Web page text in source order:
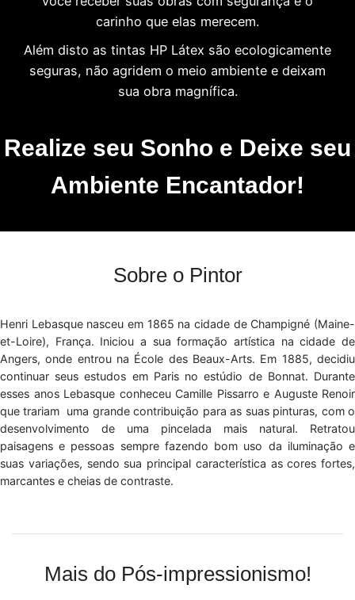
carinho que elas merecem.
Além disto as tintas HP Látex são ecologicamente
seguras, não agridem o meio ambiente e deixam
sua obra magnífica.
Realize seu Sonho e Deixe seu
Ambiente Encantador!
Sobre o Pintor
Henri Lebasque nasceu em 1865 na cidade de Champigné (Maine-
et-Loire), França. Iniciou a sua formação artística na cidade de
Angers, onde entrou na École des Beaux-Arts. Em 1885, decidiu
continuar seus estudos em Paris no estúdio de Bonnat. Durante
esses anos Lebasque conheceu Camille Pissarro e Auguste Renoir
que trariam uma grande contribuição para as suas pinturas, com o
desenvolvimento de uma pincelada mais natural. Retratou
paisagens e pessoas sempre fazendo bom uso da iluminação e
suas variações, sendo sua principal característica as cores fortes,
marcantes e cheias de contraste.
Mais do Pós-impressionismo!